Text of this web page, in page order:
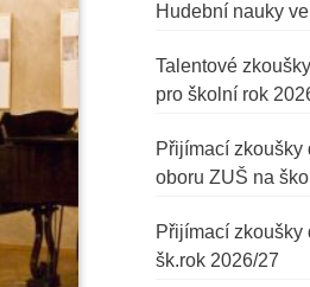
Hudební nauky
Talentové
pro školní rok
Přijímací zkoušky
oboru ZUŠ na
Přijímací zkoušky
šk.rok 2026/27